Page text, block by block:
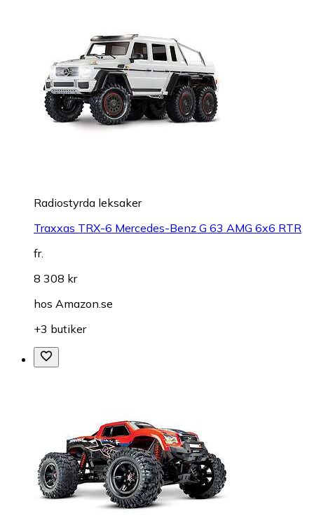
Radiostyrda leksaker
Traxxas TRX-6 Mercedes-Benz G 63 AMG 6x6 RTR
fr.
8 308 kr
hos Amazon.se
+3 butiker